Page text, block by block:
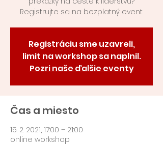
Registrujte sa na bezplatný event.
Registráciu sme uzavreli,
limit na workshop sa naplnil.
Pozri naše ďalšie eventy
Čas a miesto
15. 2. 2021, 17:00 – 21:00
online workshop